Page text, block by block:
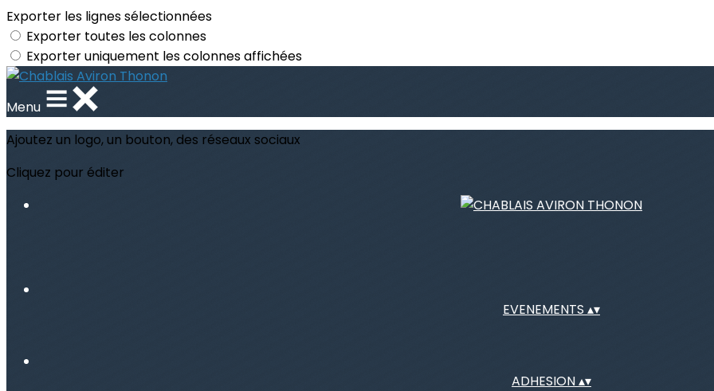
Exporter les lignes sélectionnées
Exporter toutes les colonnes
Exporter uniquement les colonnes affichées
Menu
Ajoutez un logo, un bouton, des réseaux sociaux
Cliquez pour éditer
EVENEMENTS ▴▾
ADHESION▴▾